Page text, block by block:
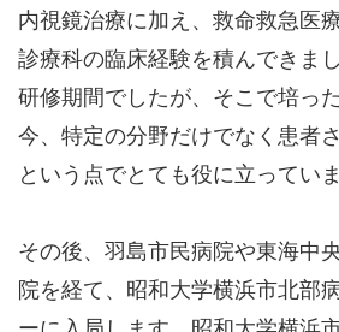
内視鏡治療に加え、救命救急医
診療科の臨床経験を積んできま
研修期間でしたが、そこで培っ
今、特定の分野だけでなく患者
という点でとても役に立っていま
その後、羽島市民病院や東海中
院を経て、昭和大学横浜市北部